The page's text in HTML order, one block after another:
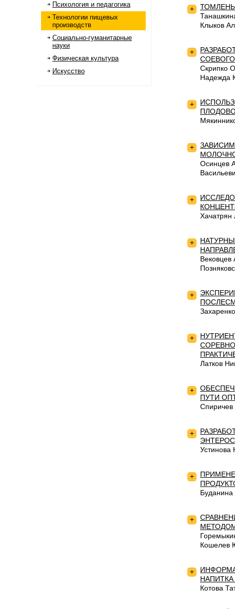
Психология и педагогика
Технологии пищевых
производств
Социально-гуманитарные
науки
Физическая культура
Искусство
+
Клыков
+
Скрипко
Надежда
+
+
Осинцев
+
Хачатрян
+
Вековцев
+
+
Латков
+
ПУТИ
Спиричев
+
Устинова
+
+
Кошелев
+
Котова